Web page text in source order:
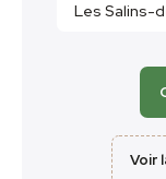
Les Salins-
Voir